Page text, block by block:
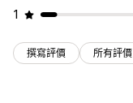
1
撰寫評價 所有評價